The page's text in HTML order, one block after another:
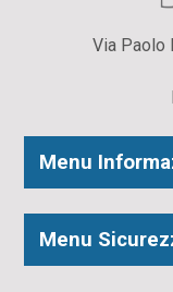
Via Paolo
Menu
Menu